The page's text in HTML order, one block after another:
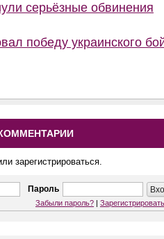
серьёзные обвинения
победу украинского
зарегистрироваться.
Пароль
Забыли пароль? |